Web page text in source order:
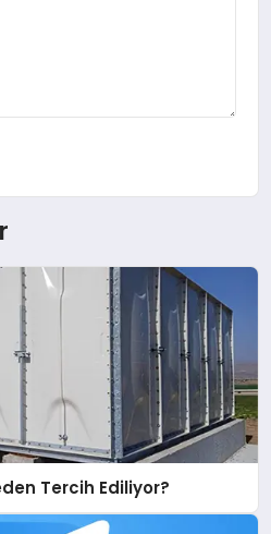
Tercih Ediliyor?